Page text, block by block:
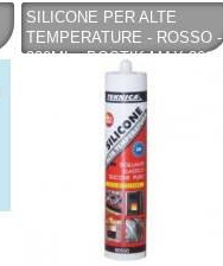
SILICONE PER ALTE
TEMPERATURE - ROSSO -
300ML - BOSTIK MAX 300
°C (COPY) - TEKNICA